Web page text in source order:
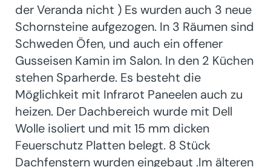
der Veranda nicht ) Es wurden auch 3 neue
Schornsteine aufgezogen. In 3 Räumen sind
Schweden Öfen, und auch ein offener
Gusseisen Kamin im Salon. In den 2 Küchen
stehen Sparherde. Es besteht die
Möglichkeit mit Infrarot Paneelen auch zu
heizen. Der Dachbereich wurde mit Dell
Wolle isoliert und mit 15 mm dicken
Feuerschutz Platten belegt. 8 Stück
Dachfenstern wurden eingebaut .Im älteren